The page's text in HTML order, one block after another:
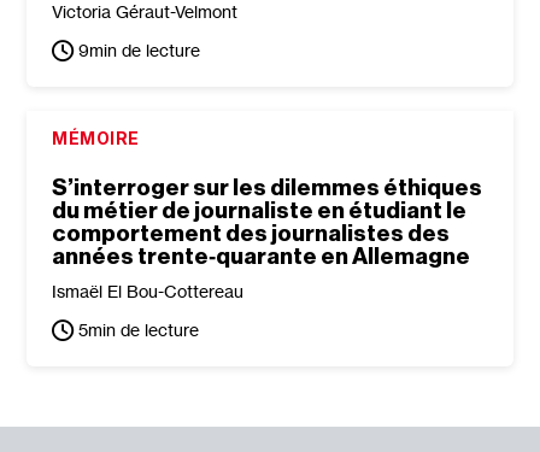
Victoria Géraut-Velmont
9min de lecture
MÉMOIRE
S’interroger sur les dilemmes éthiques
du métier de journaliste en étudiant le
comportement des journalistes des
années trente‐​quarante en Allemagne
Ismaël El Bou-Cottereau
5min de lecture